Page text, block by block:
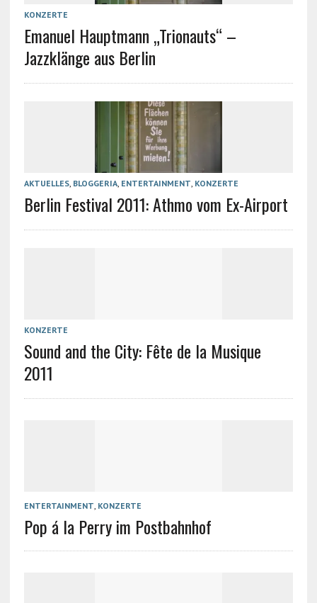
KONZERTE
Emanuel Hauptmann „Trionauts“ –
Jazzklänge aus Berlin
AKTUELLES, BLOGGERIA, ENTERTAINMENT, KONZERTE
Berlin Festival 2011: Athmo vom Ex-Airport
KONZERTE
Sound and the City: Fête de la Musique
2011
ENTERTAINMENT, KONZERTE
Pop á la Perry im Postbahnhof